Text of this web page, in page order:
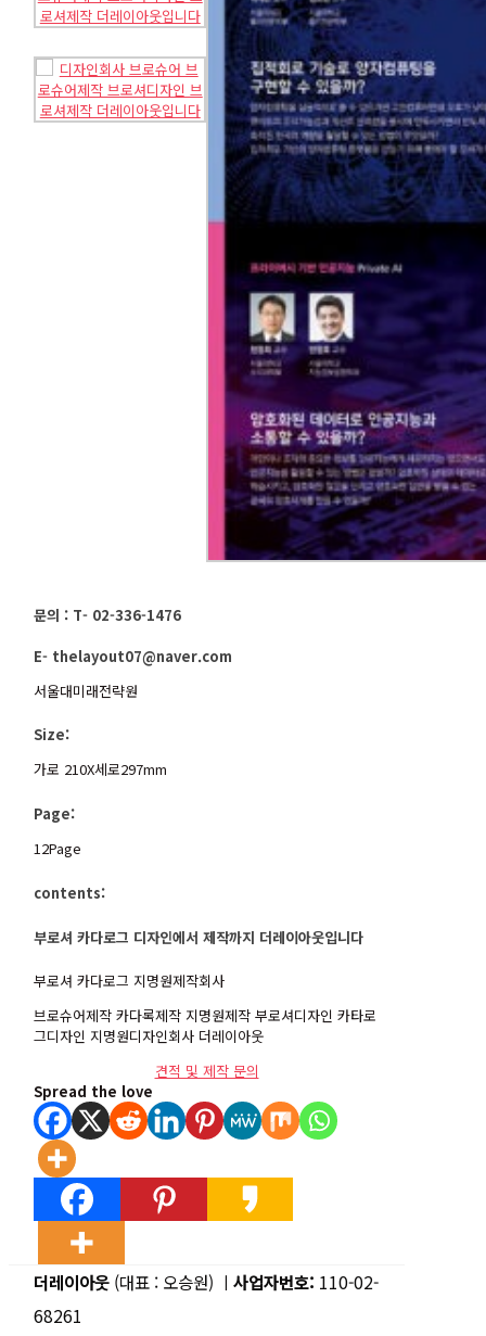
문의 : T- 02-336-1476
E- thelayout07@naver.com
서울대미래전략원
Size:
가로 210X세로297mm
Page:
12Page
contents:
부로셔 카다로그 디자인에서 제작까지 더레이아웃입니다
부로셔 카다로그 지명원제작회사
브로슈어제작 카다록제작 지명원제작 부로셔디자인 카타로
그디자인 지명원디자인회사 더레이아웃
견적 및 제작 문의
Spread the love
더레이아웃 (대표 : 오승원) ㅣ 사업자번호: 110-02-
68261